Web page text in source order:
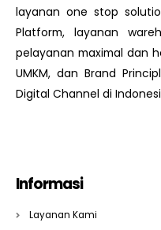
layanan one stop
Platform, layanan
pelayanan maximal dan
UMKM, dan Brand
Digital Channel di
Informasi
Layanan Kami